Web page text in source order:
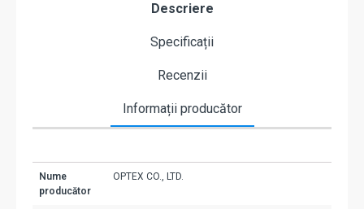
Descriere
Specificații
Recenzii
Informații producător
Nume
producător
OPTEX CO., LTD.